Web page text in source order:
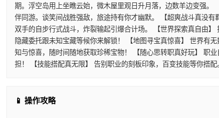
期。浮空岛用上坐瞧云始，微木屋里观日升月落，边数羊边变强。
伴同游。谈笑间战胜强敌，旅途持有你才幽默。 【超爽战斗真没
双手的自步行式战斗，炸裂输起引爆合计场。 【世界探索真自由
隐藏委托跟未知宝藏等候你来解锁！ 【地图寻宝真惊喜】 世界有
知与惊喜，随时间随地获取珍稀宝物！ 【随心思转职真好玩】 职
担！ 【技能搭配真无限】 告别职业的刻板印象，百变技能等你搭
📱 操作攻略